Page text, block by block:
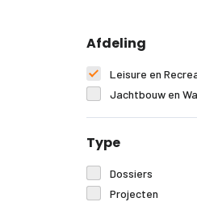
Afdeling
Leisure en
Jachtbouw en
Type
Dossiers
Projecten